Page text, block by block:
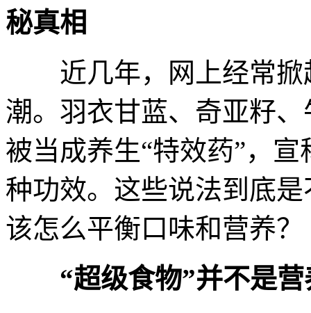
秘真相
近几年，网上经常掀
潮。羽衣甘蓝、奇亚籽
被当成养生“特效药”，
种功效。这些说法到底
该怎么平衡口味和营养？
“超级食物”并不是